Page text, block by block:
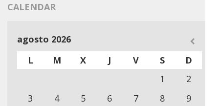
CALENDAR
agosto 2026
L
M X J V S
D
1
2
3
4 5 6 7 8
9